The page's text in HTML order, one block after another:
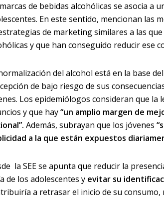
de bebidas alcohólicas se asocia a
En este sentido, mencionan las
de marketing similares a las
y que han conseguido reducir ese
del alcohol está en la base
de bajo riesgo de sus
Los epidemiólogos consideran que
y que hay“un amplio margen de
Además, subrayan que los jóvenes
a la que están expuestos
la SEE se apunta que reducir la
de los adolescentes y evitar su
a retrasar el inicio de su